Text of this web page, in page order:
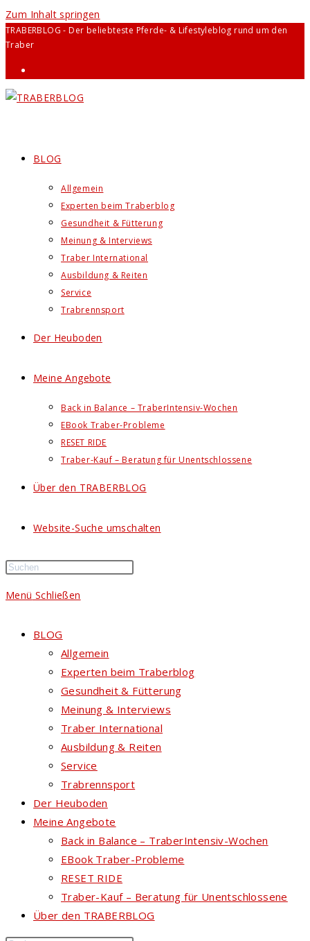
Zum Inhalt springen
TRABERBLOG - Der beliebteste Pferde- & Lifestyleblog rund um den
Traber
BLOG
Allgemein
Experten beim Traberblog
Gesundheit & Fütterung
Meinung & Interviews
Traber International
Ausbildung & Reiten
Service
Trabrennsport
Der Heuboden
Meine Angebote
Back in Balance – TraberIntensiv-Wochen
EBook Traber-Probleme
RESET RIDE
Traber-Kauf – Beratung für Unentschlossene
Über den TRABERBLOG
Website-Suche umschalten
Menü Schließen
BLOG
Allgemein
Experten beim Traberblog
Gesundheit & Fütterung
Meinung & Interviews
Traber International
Ausbildung & Reiten
Service
Trabrennsport
Der Heuboden
Meine Angebote
Back in Balance – TraberIntensiv-Wochen
EBook Traber-Probleme
RESET RIDE
Traber-Kauf – Beratung für Unentschlossene
Über den TRABERBLOG